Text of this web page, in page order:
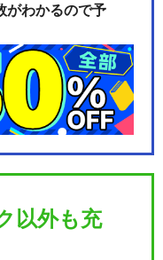
がわかるので予
以外も充